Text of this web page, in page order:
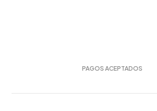
PAGOS ACEPTADOS